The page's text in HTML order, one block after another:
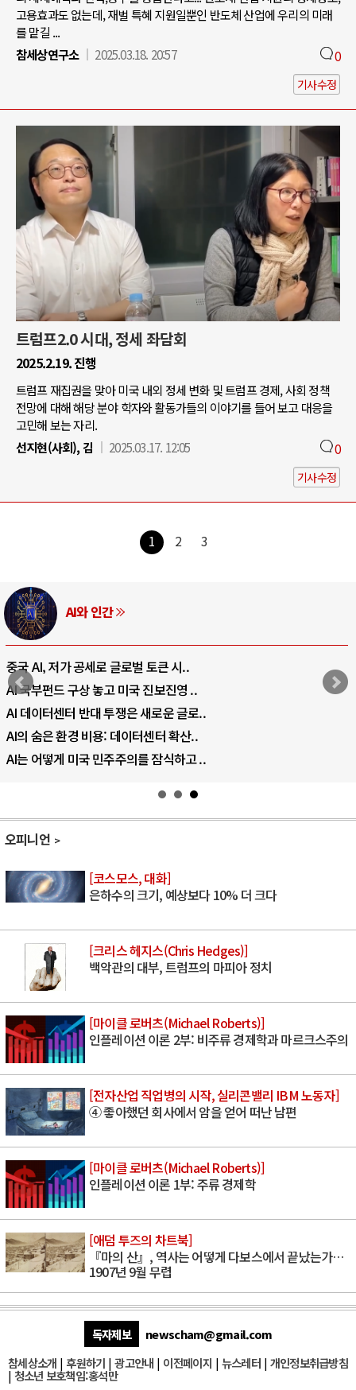
고용효과도 없는데, 재벌 특혜 지원일뿐인 반도체 산업에 우리의 미래
를 맡길 ...
참세상연구소
2025.03.18. 20:57 0
기사수정
트럼프2.0 시대, 정세 좌담회
2025.2.19. 진행
트럼프 재집권을 맞아 미국 내외 정세 변화 및 트럼프 경제, 사회 정책
전망에 대해 해당 분야 학자와 활동가들의 이야기를 들어 보고 대응을
고민해 보는 자리.
선지현(사회), 김
2025.03.17. 12:05 0
기사수정
1 2 3
AI와 인간
중국 AI, 저가 공세로 글로벌 토큰 시..
AI 국부펀드 구상 놓고 미국 진보진영 ..
AI 데이터센터 반대 투쟁은 새로운 글로..
AI의 숨은 환경 비용: 데이터센터 확산..
AI는 어떻게 미국 민주주의를 잠식하고 ..
오피니언
[코스모스, 대화]
은하수의 크기, 예상보다 10% 더 크다
[크리스 헤지스(Chris Hedges)]
백악관의 대부, 트럼프의 마피아 정치
[마이클 로버츠(Michael Roberts)]
인플레이션 이론 2부: 비주류 경제학과 마르크스주의
[전자산업 직업병의 시작, 실리콘밸리 IBM 노동자]
④ 좋아했던 회사에서 암을 얻어 떠난 남편
[마이클 로버츠(Michael Roberts)]
인플레이션 이론 1부: 주류 경제학
[애덤 투즈의 차트북]
『마의 산』, 역사는 어떻게 다보스에서 끝났는가…
1907년 9월 무렵
독자제보
newscham@gmail.com
참세상소개 | 후원하기 |광고안내 | 이전페이지 | 뉴스레터| 개인정보취급방침
| 청소년 보호책임:홍석만